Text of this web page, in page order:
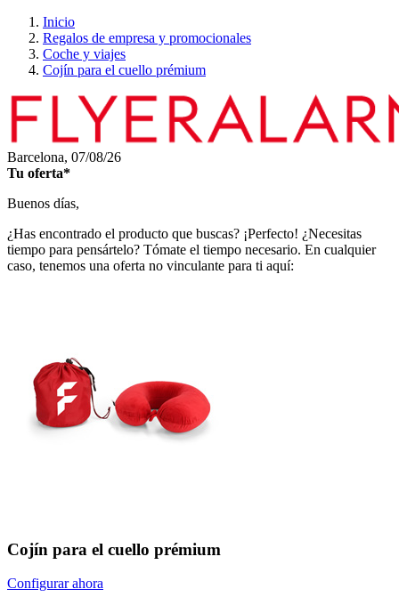
Inicio
Regalos de empresa y promocionales
Coche y viajes
Cojín para el cuello prémium
Barcelona, 07/08/26
Tu oferta*
Buenos días,
¿Has encontrado el producto que buscas? ¡Perfecto! ¿Necesitas
tiempo para pensártelo? Tómate el tiempo necesario. En cualquier
caso, tenemos una oferta no vinculante para ti aquí:
Cojín para el cuello prémium
Configurar ahora